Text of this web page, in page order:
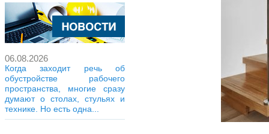
06.08.2026
Когда заходит речь об
обустройстве рабочего
пространства, многие сразу
думают о столах, стульях и
технике. Но есть одна...